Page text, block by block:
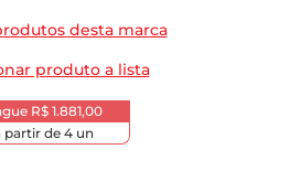
desta marca
produto a lista
R$ 1.881,00
partir de4un